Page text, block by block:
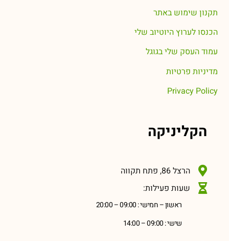
תקנון שימוש באתר
הכנסו לערוץ היוטיוב שלי
עמוד העסק שלי בגוגל
מדיניות פרטיות
Privacy Policy
הקליניקה
הרצל 86, פתח תקווה
שעות פעילות:
ראשון – חמישי : 09:00 – 20:00
שישי : 09:00 – 14:00